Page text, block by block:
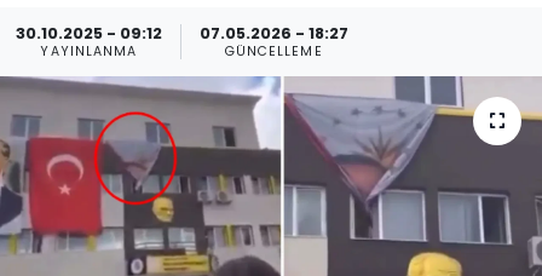
30.10.2025 - 09:12
YAYINLANMA
07.05.2026 - 18:27
GÜNCELLEME
Teknoloji
Resmi İlanlar
Yaşam
Künye
Gizlilik Sözleşmesi
İletişim